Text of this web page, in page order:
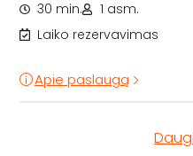
30 min.
1 asm.
Laiko rezervavimas
Apie paslaugą